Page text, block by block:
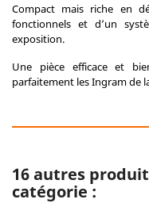
Compact mais riche en
fonctionnels et d’un
exposition.
Une pièce efficace et
parfaitement les Ingram de
16 autres
catégorie :